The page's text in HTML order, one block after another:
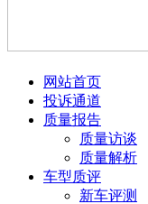
网站首页
投诉通道
质量报告
质量访谈
质量解析
车型质评
新车评测